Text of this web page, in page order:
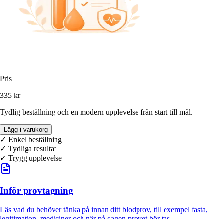
Pris
335 kr
Tydlig beställning och en modern upplevelse från start till mål.
Lägg i varukorg
✓ Enkel beställning
✓ Tydliga resultat
✓ Trygg upplevelse
Inför provtagning
Läs vad du behöver tänka på innan ditt blodprov, till exempel fasta,